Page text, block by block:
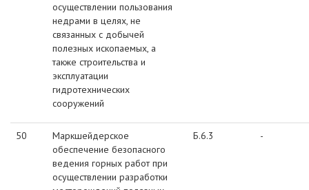
осуществлении пользования
недрами в целях, не
связанных с добычей
полезных ископаемых, а
также строительства и
эксплуатации
гидротехнических
сооружений
50
Маркшейдерское
обеспечение безопасного
ведения горных работ при
осуществлении разработки
Б.6.3 -